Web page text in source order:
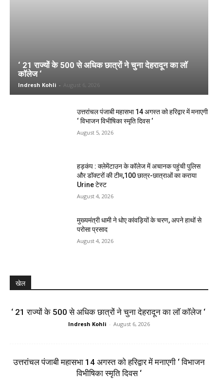
‘ 21 राज्यों के 500 से अधिक छात्रों ने चुना देहरादून का लाॅ
काॅलेज ‘
Indresh Kohli - August 6, 2026
उत्तरांचल पंजाबी महासभा 14 अगस्त को हरिद्वार में मनाएगी
‘ विभाजन विभीषिका स्मृति दिवस ‘
August 5, 2026
हड़कंप : क्लेमेंटाउन के कॉलेज में अचानक पहुंची पुलिस
और डॉक्टरों की टीम,100 छात्र-छात्राओं का कराया
Urine टेस्ट
August 4, 2026
मुख्यमंत्री धामी ने धोए कांवड़ियों के चरण, अपने हाथों से
परोसा प्रसाद
August 4, 2026
खेल
‘ 21 राज्यों के 500 से अधिक छात्रों ने चुना देहरादून का लाॅ काॅलेज ‘
Indresh Kohli - August 6, 2026
उत्तरांचल पंजाबी महासभा 14 अगस्त को हरिद्वार में मनाएगी ‘ विभाजन
विभीषिका स्मृति दिवस ‘